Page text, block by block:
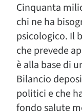
Cinquanta
chi ne ha
psicologico. Il
che prevede
è alla base di
Bilancio
politici e che
fondo salute